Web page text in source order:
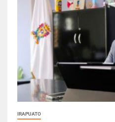
IRAPUATO